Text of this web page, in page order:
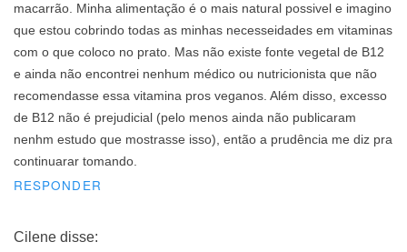
macarrão. Minha alimentação é o mais natural possivel e imagino
que estou cobrindo todas as minhas necesseidades em vitaminas
com o que coloco no prato. Mas não existe fonte vegetal de B12
e ainda não encontrei nenhum médico ou nutricionista que não
recomendasse essa vitamina pros veganos. Além disso, excesso
de B12 não é prejudicial (pelo menos ainda não publicaram
nenhm estudo que mostrasse isso), então a prudência me diz pra
continuarar tomando.
RESPONDER
Cilene disse: